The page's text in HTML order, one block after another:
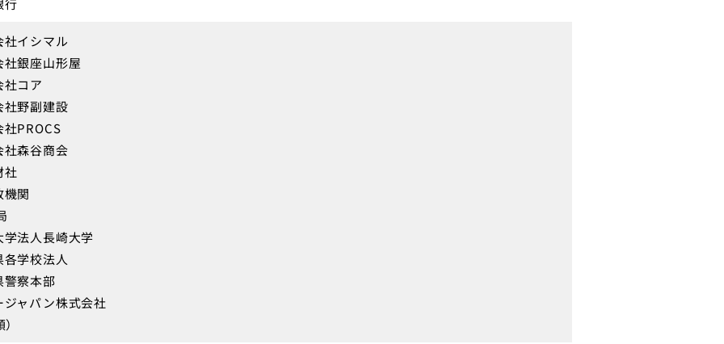
行
社イシマル
社銀座山形屋
社コア
社野副建設
PROCS
社森谷商会
社
機関
学法人長崎大学
各学校法人
警察本部
ジャパン株式会社